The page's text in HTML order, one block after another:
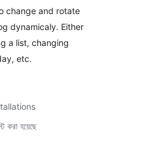
change and rotate
dynamicaly. Either
a list, changing
etc.
করা হয়েছে